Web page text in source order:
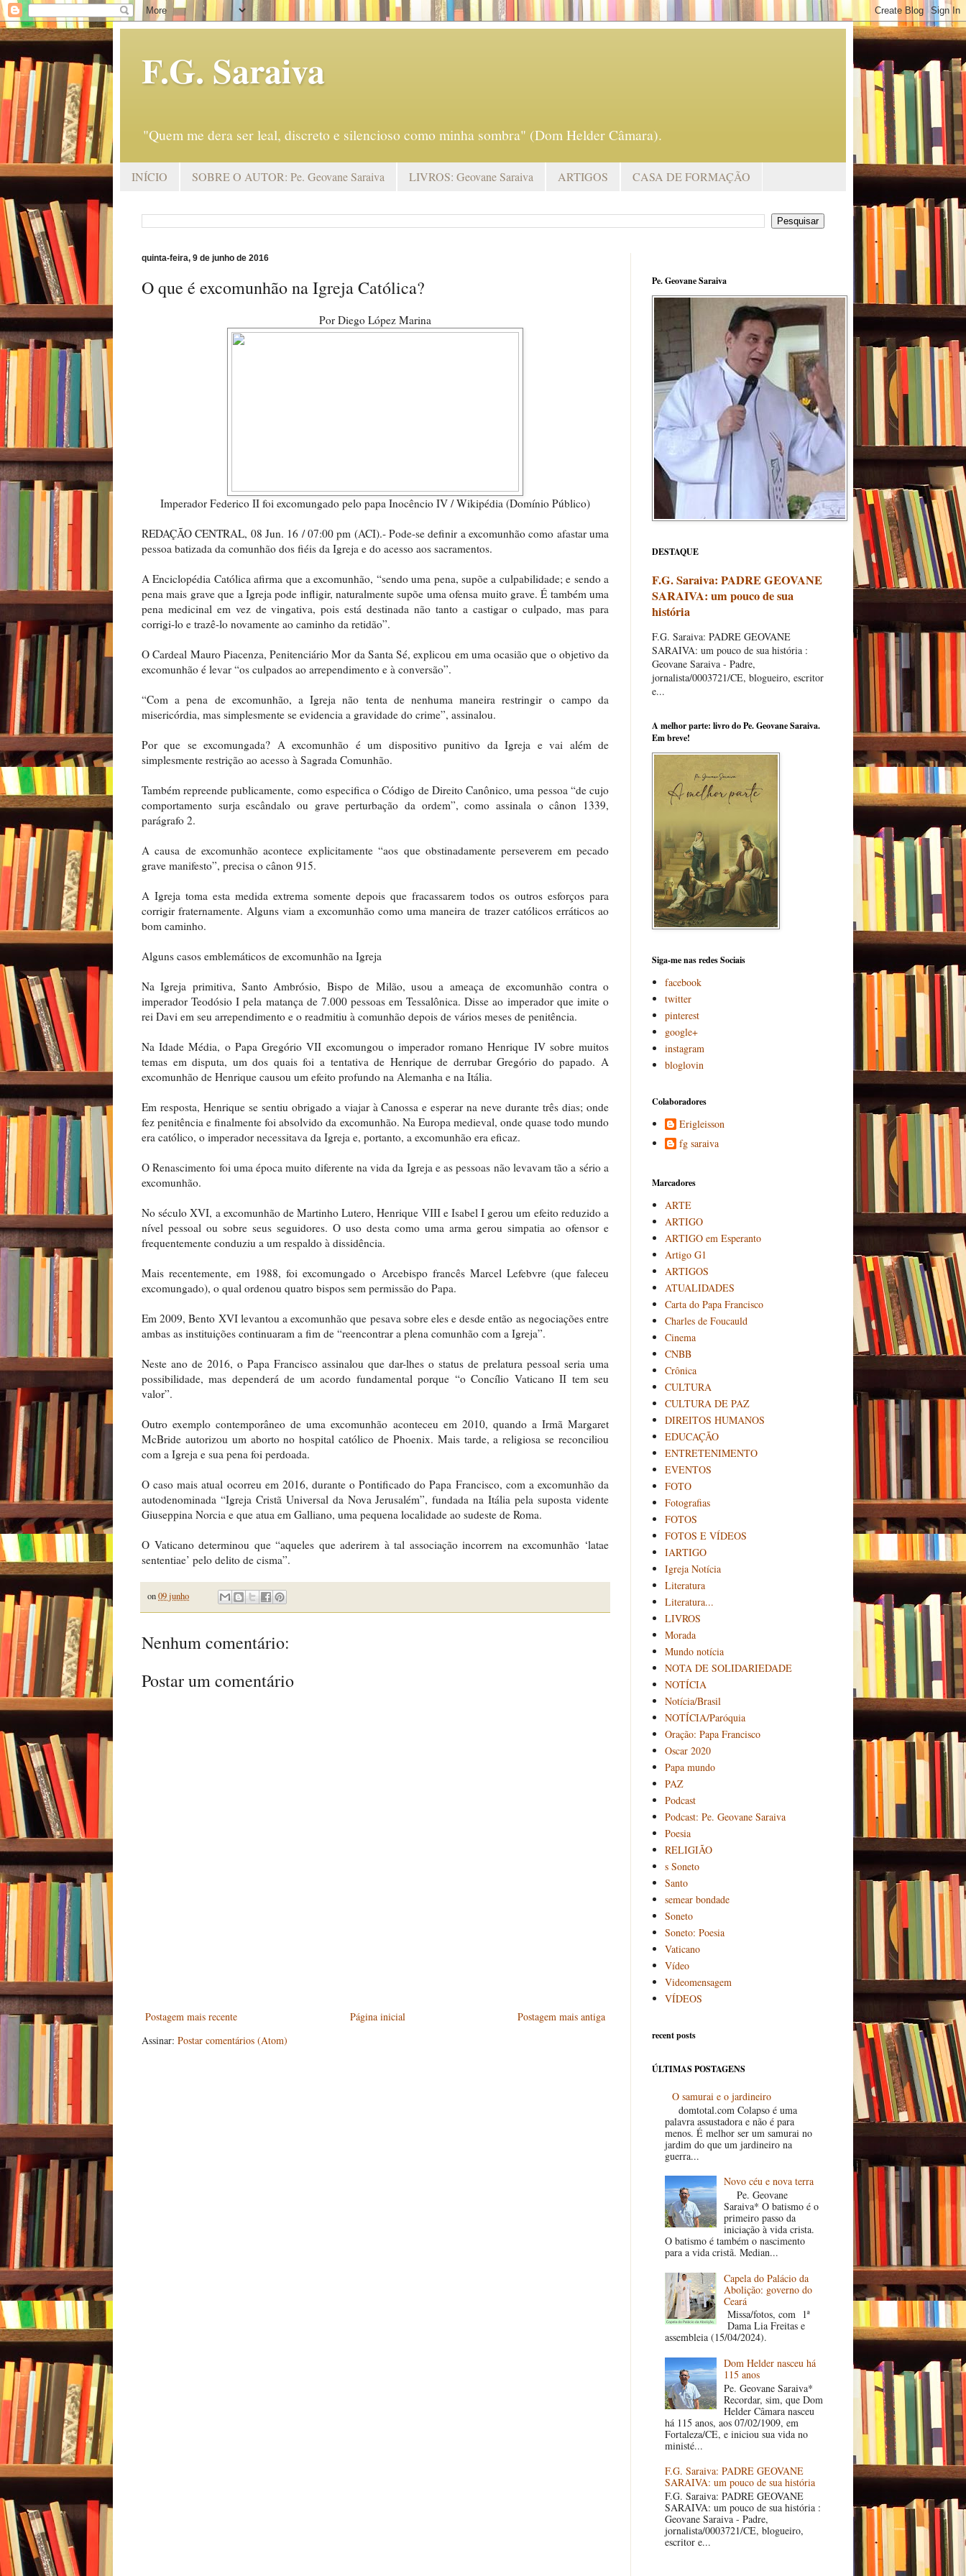
F.G. Saraiva
"Quem me dera ser leal, discreto e silencioso como minha sombra" (Dom Helder Câmara).
INÍCIO SOBRE O AUTOR: Pe. Geovane Saraiva LIVROS: Geovane Saraiva ARTIGOS CASA DE FORMAÇÃO
quinta-feira, 9 de junho de 2016
O que é excomunhão na Igreja Católica?
Por Diego López Marina
Imperador Federico II foi excomungado pelo papa Inocêncio IV / Wikipédia (Domínio Público)
REDAÇÃO CENTRAL, 08 Jun. 16 / 07:00 pm (ACI).- Pode-se definir a excomunhão como afastar uma
pessoa batizada da comunhão dos fiéis da Igreja e do acesso aos sacramentos.
A Enciclopédia Católica afirma que a excomunhão, “sendo uma pena, supõe a culpabilidade; e sendo a
pena mais grave que a Igreja pode infligir, naturalmente supõe uma ofensa muito grave. É também uma
pena medicinal em vez de vingativa, pois está destinada não tanto a castigar o culpado, mas para
corrigi-lo e trazê-lo novamente ao caminho da retidão”.
O Cardeal Mauro Piacenza, Penitenciário Mor da Santa Sé, explicou em uma ocasião que o objetivo da
excomunhão é levar “os culpados ao arrependimento e à conversão”.
“Com a pena de excomunhão, a Igreja não tenta de nenhuma maneira restringir o campo da
misericórdia, mas simplesmente se evidencia a gravidade do crime”, assinalou.
Por que se excomungada? A excomunhão é um dispositivo punitivo da Igreja e vai além de
simplesmente restrição ao acesso à Sagrada Comunhão.
Também repreende publicamente, como especifica o Código de Direito Canônico, uma pessoa “de cujo
comportamento surja escândalo ou grave perturbação da ordem”, como assinala o cânon 1339,
parágrafo 2.
A causa de excomunhão acontece explicitamente “aos que obstinadamente perseverem em pecado
grave manifesto”, precisa o cânon 915.
A Igreja toma esta medida extrema somente depois que fracassarem todos os outros esforços para
corrigir fraternamente. Alguns viam a excomunhão como uma maneira de trazer católicos erráticos ao
bom caminho.
Alguns casos emblemáticos de excomunhão na Igreja
Na Igreja primitiva, Santo Ambrósio, Bispo de Milão, usou a ameaça de excomunhão contra o
imperador Teodósio I pela matança de 7.000 pessoas em Tessalônica. Disse ao imperador que imite o
rei Davi em seu arrependimento e o readmitiu à comunhão depois de vários meses de penitência.
Na Idade Média, o Papa Gregório VII excomungou o imperador romano Henrique IV sobre muitos
temas em disputa, um dos quais foi a tentativa de Henrique de derrubar Gregório do papado. A
excomunhão de Henrique causou um efeito profundo na Alemanha e na Itália.
Em resposta, Henrique se sentiu obrigado a viajar à Canossa e esperar na neve durante três dias; onde
fez penitência e finalmente foi absolvido da excomunhão. Na Europa medieval, onde quase todo mundo
era católico, o imperador necessitava da Igreja e, portanto, a excomunhão era eficaz.
O Renascimento foi uma época muito diferente na vida da Igreja e as pessoas não levavam tão a sério a
excomunhão.
No século XVI, a excomunhão de Martinho Lutero, Henrique VIII e Isabel I gerou um efeito reduzido a
nível pessoal ou sobre seus seguidores. O uso desta como uma arma gerou simpatia ao ofensor e
frequentemente conduziu a um respaldo à dissidência.
Mais recentemente, em 1988, foi excomungado o Arcebispo francês Marcel Lefebvre (que faleceu
excomungado), o qual ordenou quatro bispos sem permissão do Papa.
Em 2009, Bento XVI levantou a excomunhão que pesava sobre eles e desde então as negociações entre
ambas as instituições continuaram a fim de “reencontrar a plena comunhão com a Igreja”.
Neste ano de 2016, o Papa Francisco assinalou que dar-lhes o status de prelatura pessoal seria uma
possibilidade, mas dependerá de um acordo fundamental porque “o Concílio Vaticano II tem seu
valor”.
Outro exemplo contemporâneo de uma excomunhão aconteceu em 2010, quando a Irmã Margaret
McBride autorizou um aborto no hospital católico de Phoenix. Mais tarde, a religiosa se reconciliou
com a Igreja e sua pena foi perdoada.
O caso mais atual ocorreu em 2016, durante o Pontificado do Papa Francisco, com a excomunhão da
autodenominada “Igreja Cristã Universal da Nova Jerusalém”, fundada na Itália pela suposta vidente
Giuseppina Norcia e que atua em Galliano, uma pequena localidade ao sudeste de Roma.
O Vaticano determinou que “aqueles que aderirem à tal associação incorrem na excomunhão ‘latae
sententiae’ pelo delito de cisma”.
on09 junho
Nenhum comentário:
Postar um comentário
Postagem mais recente Postagem mais antiga
Página inicial
Assinar: Postar comentários (Atom)
Pe. Geovane Saraiva
DESTAQUE
F.G. Saraiva: PADRE GEOVANE
SARAIVA: um pouco de sua
história
F.G. Saraiva: PADRE GEOVANE
SARAIVA: um pouco de sua história :
Geovane Saraiva - Padre,
jornalista/0003721/CE, blogueiro, escritor
e...
A melhor parte: livro do Pe. Geovane Saraiva.
Em breve!
Siga-me nas redes Sociais
facebook
twitter
pinterest
google+
instagram
bloglovin
Colaboradores
Erigleisson
fg saraiva
Marcadores
ARTE
ARTIGO
ARTIGO em Esperanto
Artigo G1
ARTIGOS
ATUALIDADES
Carta do Papa Francisco
Charles de Foucauld
Cinema
CNBB
Crônica
CULTURA
CULTURA DE PAZ
DIREITOS HUMANOS
EDUCAÇÃO
ENTRETENIMENTO
EVENTOS
FOTO
Fotografias
FOTOS
FOTOS E VÍDEOS
IARTIGO
Igreja Notícia
Literatura
Literatura...
LIVROS
Morada
Mundo notícia
NOTA DE SOLIDARIEDADE
NOTÍCIA
Notícia/Brasil
NOTÍCIA/Paróquia
Oração: Papa Francisco
Oscar 2020
Papa mundo
PAZ
Podcast
Podcast: Pe. Geovane Saraiva
Poesia
RELIGIÃO
s Soneto
Santo
semear bondade
Soneto
Soneto: Poesia
Vaticano
Vídeo
Videomensagem
VÍDEOS
recent posts
ÚLTIMAS POSTAGENS
O samurai e o jardineiro
domtotal.com Colapso é uma
palavra assustadora e não é para
menos. É melhor ser um samurai no
jardim do que um jardineiro na
guerra...
Novo céu e nova terra
Pe. Geovane
Saraiva* O batismo é o
primeiro passo da
iniciação à vida crista.
O batismo é também o nascimento
para a vida cristã. Median...
Capela do Palácio da
Abolição: governo do
Ceará
Missa/fotos, com 1ª
Dama Lia Freitas e
assembleia (15/04/2024).
Dom Helder nasceu há
115 anos
Pe. Geovane Saraiva*
Recordar, sim, que Dom
Helder Câmara nasceu
há 115 anos, aos 07/02/1909, em
Fortaleza/CE, e iniciou sua vida no
ministé...
F.G. Saraiva: PADRE GEOVANE
SARAIVA: um pouco de sua história
F.G. Saraiva: PADRE GEOVANE
SARAIVA: um pouco de sua história :
Geovane Saraiva - Padre,
jornalista/0003721/CE, blogueiro,
escritor e...